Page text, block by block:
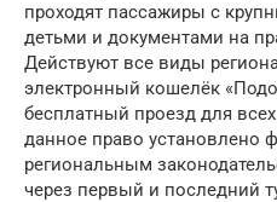
проходят пассажиры с
детьми и документами на
Действуют все виды
электронный кошелёк
бесплатный проезд для
данное право установлено
региональным
через первый и последний